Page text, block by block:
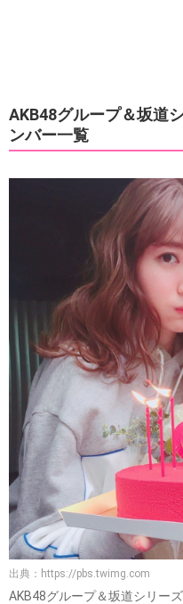
AKB48グループ＆坂道
ンバー一覧
出典： https://pbs.twimg.com
AKB48グループ＆坂道シリー